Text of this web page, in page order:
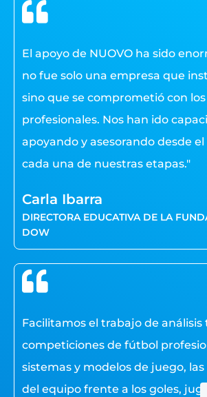
El apoyo de NUOVO ha sido
no fue solo una empresa que
sino que se comprometió con
profesionales. Nos han ido
apoyando y asesorando desde
cada una de nuestras etapas."
Carla Ibarra
DIRECTORA EDUCATIVA DE LA
DOW
Facilitamos el trabajo de análisis
competiciones de fútbol
sistemas y modelos de juego,
del equipo frente a los goles,